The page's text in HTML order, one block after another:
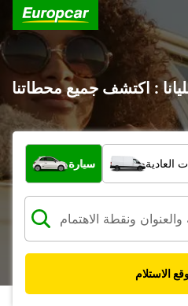
: اكتشف جميع محطاتنا
ما نوع المركبة؟
سيارة العادية
الاستلام